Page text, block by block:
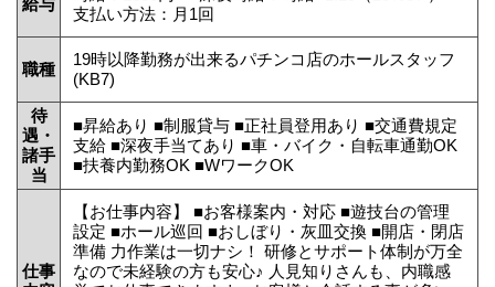
支払い方法：月1回
職種
19時以降勤務が出来るパチンコ店のホールスタッフ
(KB7)
待
遇・
諸手
当
■昇給あり ■制服貸与 ■正社員登用あり ■交通費規定
支給 ■深夜手当てあり ■車・バイク・自転車通勤OK
■扶養内勤務OK ■WワークOK
仕事
【お仕事内容】 ■お客様案内・対応 ■遊技台の管理
設定 ■ホール巡回 ■おしぼり・灰皿交換 ■開店・閉店
準備 力作業は一切ナシ！ 研修とサポート体制が万全
なので未経験の方も安心♪ 人見知りさんも、内職感